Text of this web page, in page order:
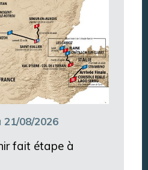
21/08/2026
fait étape à